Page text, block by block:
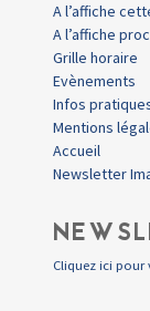
A l’affiche
A l’affiche
Grille horaire
Evènements
Infos
Mentions
Accueil
Newsletter
Cliquez ici pour